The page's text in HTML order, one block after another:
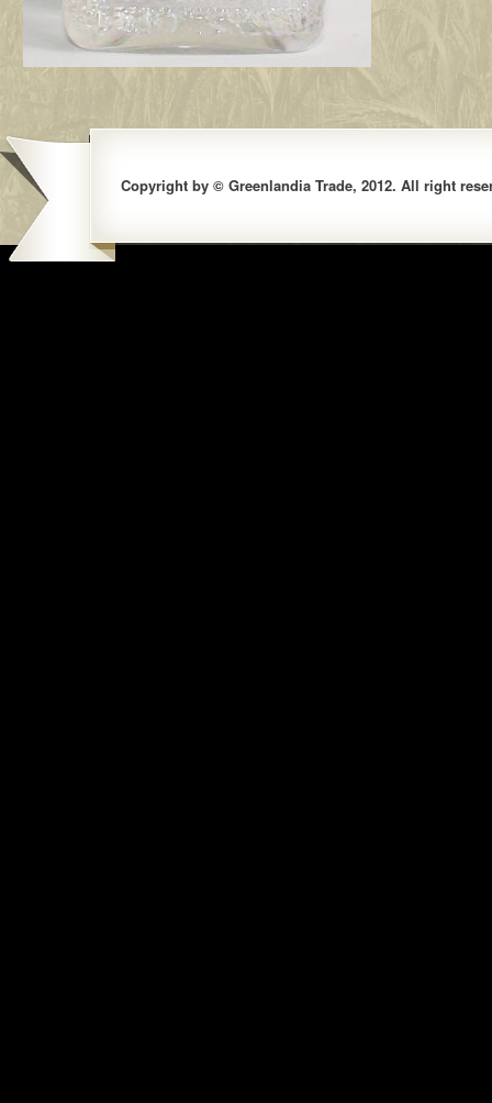
Copyright by © Greenlandia Trade, 2012. All right